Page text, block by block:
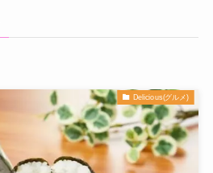
Delicious(グルメ)